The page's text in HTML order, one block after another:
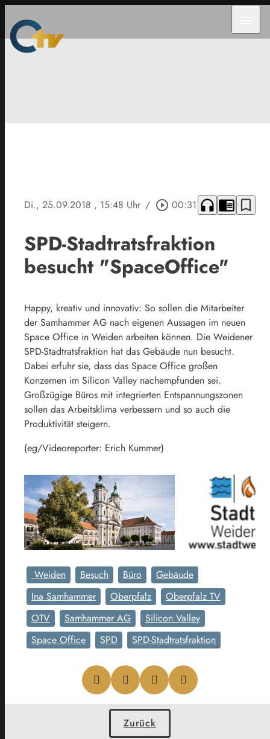
Di., 25.09.2018 , 15:48 Uhr / play_circle_outline 00:31 headphones chrome_reader_mode bookmark_border
SPD-Stadtratsfraktion
besucht "SpaceOffice"
Happy, kreativ und innovativ: So sollen die Mitarbeiter
der Samhammer AG nach eigenen Aussagen im neuen
Space Office in Weiden arbeiten können. Die Weidener
SPD-Stadtratsfraktion hat das Gebäude nun besucht.
Dabei erfuhr sie, dass das Space Office großen
Konzernen im Silicon Valley nachempfunden sei.
Großzügige Büros mit integrierten Entspannungszonen
sollen das Arbeitsklima verbessern und so auch die
Produktivität steigern.
(eg/Videoreporter: Erich Kummer)
Weiden Besuch Büro
Gebäude
Ina Samhammer
Oberpfalz
Oberpfalz TV
OTV
Samhammer AG
Silicon Valley
Space Office
SPD SPD-Stadtratsfraktion
Zurück